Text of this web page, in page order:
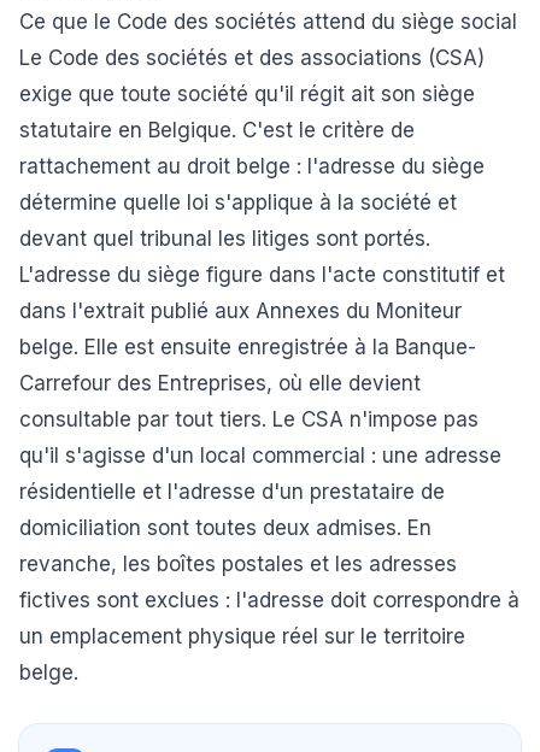
Ce que le Code des sociétés attend du siège social
Le Code des sociétés et des associations (CSA)
exige que toute société qu'il régit ait son siège
statutaire en Belgique. C'est le critère de
rattachement au droit belge : l'adresse du siège
détermine quelle loi s'applique à la société et
devant quel tribunal les litiges sont portés.
L'adresse du siège figure dans l'acte constitutif et
dans l'extrait publié aux Annexes du Moniteur
belge. Elle est ensuite enregistrée à la Banque-
Carrefour des Entreprises, où elle devient
consultable par tout tiers. Le CSA n'impose pas
qu'il s'agisse d'un local commercial : une adresse
résidentielle et l'adresse d'un prestataire de
domiciliation sont toutes deux admises. En
revanche, les boîtes postales et les adresses
fictives sont exclues : l'adresse doit correspondre à
un emplacement physique réel sur le territoire
belge.